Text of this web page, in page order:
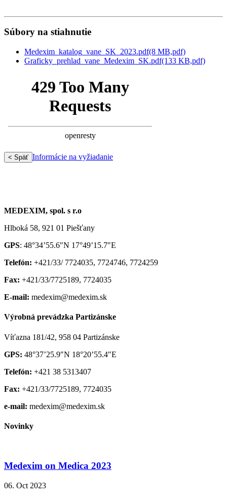
Súbory na stiahnutie
Medexim_katalog_vane_SK_2023.pdf(8 MB,pdf)
Graficky_prehlad_vane_Medexim_SK.pdf(133 KB,pdf)
< Späť Informácie na vyžiadanie
MEDEXIM, spol. s r.o
Hlboká 58, 921 01 Piešťany
GPS: 48°34’55.6″N 17°49’15.7″E
Telefón: +421/33/ 7724035, 7724746, 7724259
Fax: +421/33/7725189, 7724035
E-mail: medexim@medexim.sk
Výrobná prevádzka Partizánske
Víťazna 181/42, 958 04 Partizánske
GPS: 48°37’25.9″N 18°20’55.4″E
Telefón: +421 38 5313407
Fax: +421/33/7725189, 7724035
e-mail: medexim@medexim.sk
Novinky
Medexim on Medica 2023
06. Oct 2023